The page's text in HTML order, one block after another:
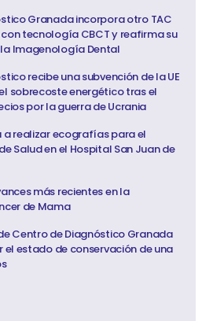
Granada incorpora otro TAC
tecnología CBCT y reafirma su
Imagenología Dental
recibe una subvención de la UE
sobrecoste energético tras el
por la guerra de Ucrania
a realizar ecografías para el
Salud en el Hospital San Juan de
más recientes en la
de Mama
Centro de Diagnóstico Granada
el estado de conservación de una